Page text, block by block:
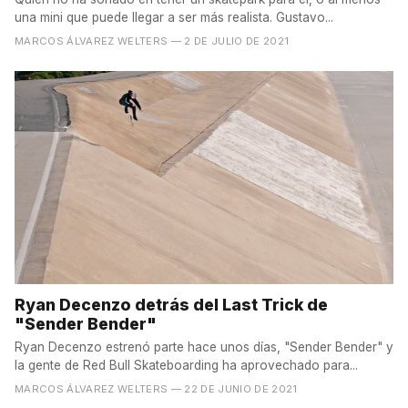
una mini que puede llegar a ser más realista. Gustavo...
MARCOS ÁLVAREZ WELTERS — 2 DE JULIO DE 2021
Ryan Decenzo detrás del Last Trick de
"Sender Bender"
Ryan Decenzo estrenó parte hace unos días, "Sender Bender" y
la gente de Red Bull Skateboarding ha aprovechado para...
MARCOS ÁLVAREZ WELTERS — 22 DE JUNIO DE 2021